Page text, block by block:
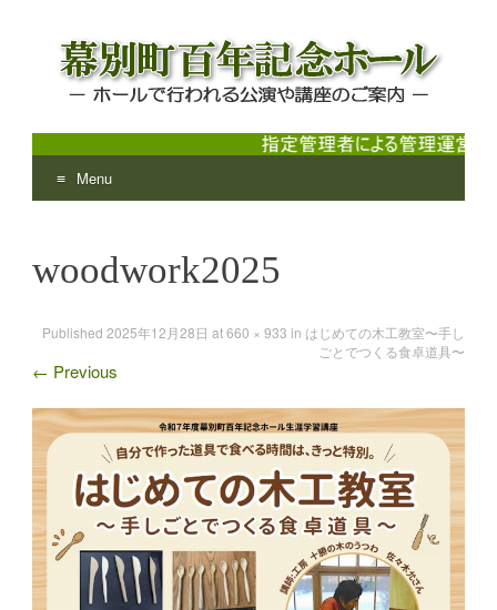
幕別町百年記念ホール
ホールで行われる公演や講座のご案内
Menu
content
woodwork2025
Published 2025年12月28日 at660 × 933 in はじめての木工教室〜手し
ごとでつくる食卓道具〜
← Previous